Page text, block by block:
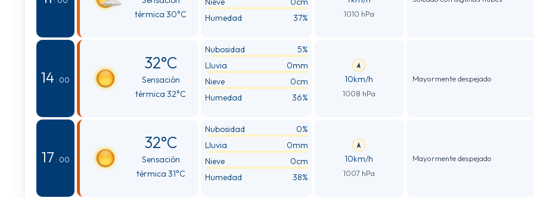
térmica 30°C
Humedad
37% 1010 hPa
14 : 00
32°C
Sensación
térmica 32°C
Nubosidad
5%
Lluvia
0mm
Nieve
0cm
Humedad
36%
10km/h
1008 hPa
Mayormente despejado
17 : 00
32°C
Sensación
térmica 31°C
Nubosidad
0%
Lluvia
0mm
Nieve
0cm
Humedad
38%
10km/h
1007 hPa
Mayormente despejado